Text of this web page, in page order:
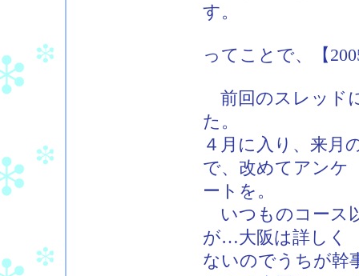
す。
ってことで、【
前回のスレッド
た。
４月に入り、来
で、改めてアンケ
ートを。
いつものコース
が…大阪は詳しく
ないのでうちが幹